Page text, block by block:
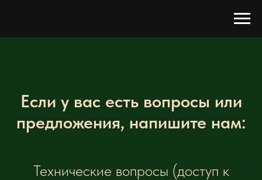
Если у вас есть вопросы или
предложения, напишите нам:
Технические вопросы (доступ к